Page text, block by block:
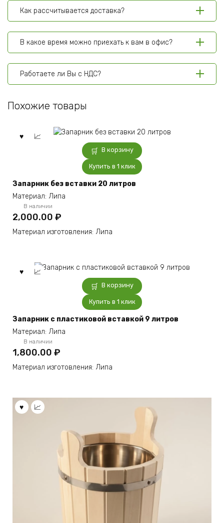
Как рассчитывается доставка?
В какое время можно приехать к вам в офис?
Работаете ли Вы с НДС?
Похожие товары
В корзину
Купить в 1 клик
Запарник без вставки 20 литров
Материал: Липа
В наличии
2,000.00 ₽
Материал изготовления: Липа
В корзину
Купить в 1 клик
Запарник с пластиковой вставкой 9 литров
Материал: Липа
В наличии
1,800.00 ₽
Материал изготовления: Липа